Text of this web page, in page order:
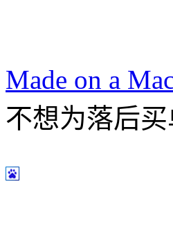
Made on a
不想为落后